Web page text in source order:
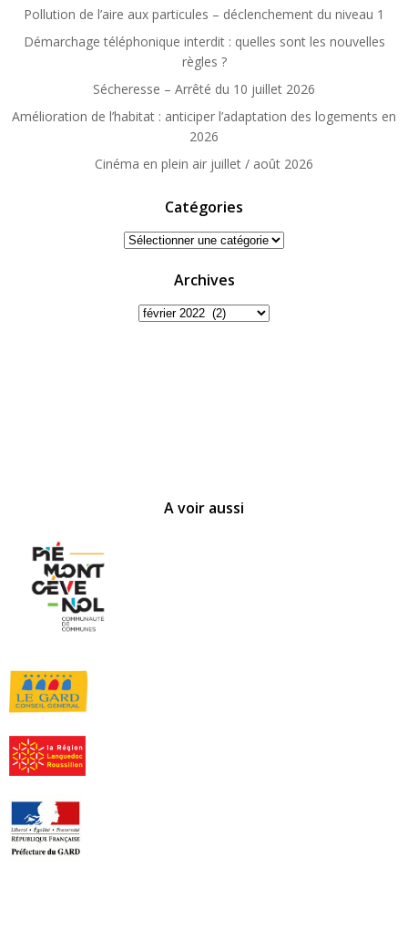
Pollution de l’aire aux particules – déclenchement du niveau 1
Démarchage téléphonique interdit : quelles sont les nouvelles
règles ?
Sécheresse – Arrêté du 10 juillet 2026
Amélioration de l’habitat : anticiper l’adaptation des logements en
2026
Cinéma en plein air juillet / août 2026
Catégories
Catégories
Archives
Archives
A voir aussi